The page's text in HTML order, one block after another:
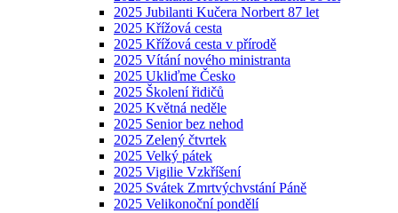
2025 Jubilanti Kučera Norbert 87 let
2025 Křížová cesta
2025 Křížová cesta v přírodě
2025 Vítání nového ministranta
2025 Ukliďme Česko
2025 Školení řidičů
2025 Květná neděle
2025 Senior bez nehod
2025 Zelený čtvrtek
2025 Velký pátek
2025 Vigilie Vzkříšení
2025 Svátek Zmrtvýchvstání Páně
2025 Velikonoční pondělí